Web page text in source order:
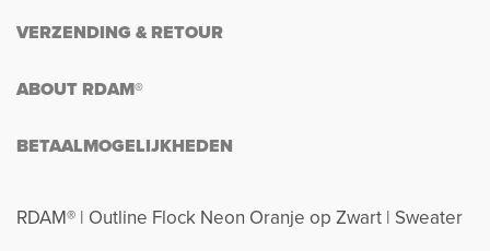
VERZENDING & RETOUR
ABOUT RDAM®
BETAALMOGELIJKHEDEN
RDAM® | Outline Flock Neon Oranje op Zwart | Sweater